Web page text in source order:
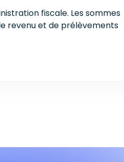
fiscale. Les sommes
revenu et de prélèvements